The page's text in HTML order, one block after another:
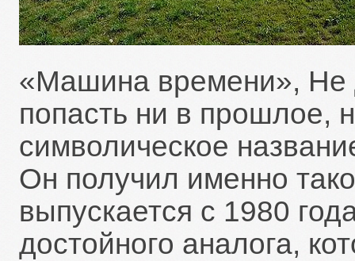
«Машина времени», Не
попасть ни в прошлое,
символическое
Он получил именно
выпускается с 1980
достойного аналога,